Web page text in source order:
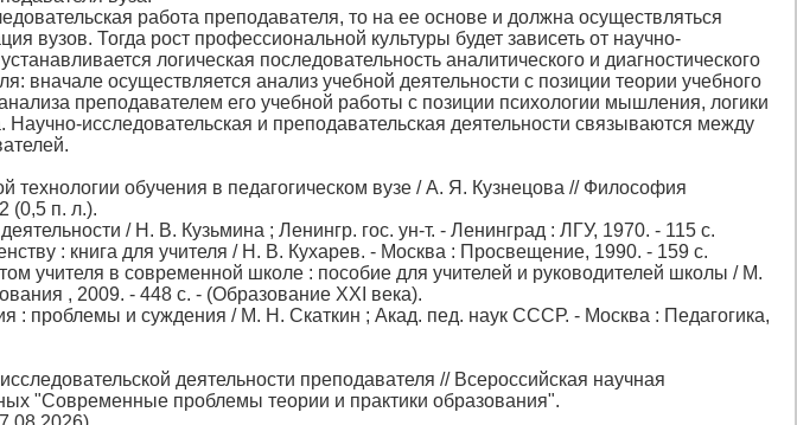
работа преподавателя, то на ее основе и должна осуществляться
вузов. Тогда рост профессиональной культуры будет зависеть от научно-
логическая последовательность аналитического и диагностического
вначале осуществляется анализ учебной деятельности с позиции теории учебного
преподавателем его учебной работы с позиции психологии мышления, логики
Научно-исследовательская и преподавательская деятельности связываются между
технологии обучения в педагогическом вузе / А. Я. Кузнецова // Философия
(0,5 п. л.).
/ Н. В. Кузьмина ; Ленингр. гос. ун-т. - Ленинград : ЛГУ, 1970. - 115 с.
: книга для учителя / Н. В. Кухарев. - Москва : Просвещение, 1990. - 159 с.
учителя в современной школе : пособие для учителей и руководителей школы / М.
, 2009. - 448 с. - (Образование XXI века).
: проблемы и суждения / М. Н. Скаткин ; Акад. пед. наук СССР. - Москва : Педагогика,
деятельности преподавателя // Всероссийская научная
"Современные проблемы теории и практики образования".